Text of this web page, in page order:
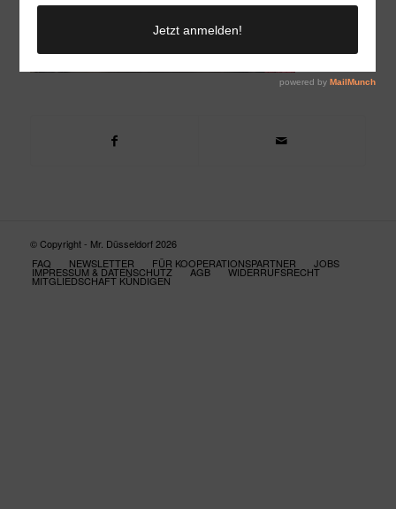
© Copyright - Mr. Düsseldorf 2026
FAQ
NEWSLETTER FÜR KOOPERATIONSPARTNER JOBS
IMPRESSUM & DATENSCHUTZ AGB WIDERRUFSRECHT
MITGLIEDSCHAFT KÜNDIGEN